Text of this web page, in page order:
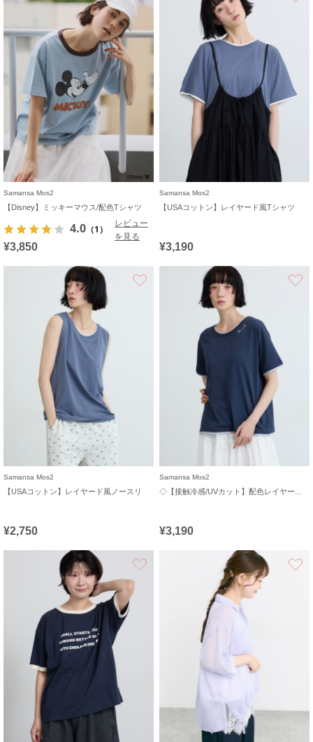
Samansa Mos2
【Disney】ミッキーマウス/配色Tシャツ
4.0 （1）
レビュー
を見る
¥3,850
Samansa Mos2
【USAコットン】レイヤード風Tシャツ
¥3,190
Samansa Mos2
【USAコットン】レイヤード風ノースリ
¥2,750
Samansa Mos2
¥3,190